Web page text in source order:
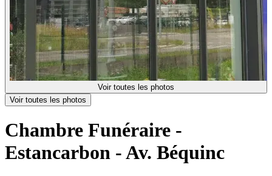
Voir toutes les photos
Voir toutes les photos
Chambre Funéraire -
Estancarbon - Av. Béquinc